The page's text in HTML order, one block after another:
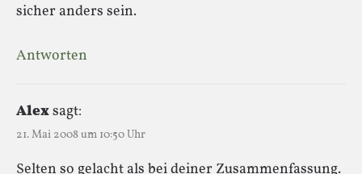
sicher anders sein.
Antworten
Alexsagt:
21. Mai 2008 um 10:50 Uhr
Selten so gelacht als bei deiner Zusammenfassung.